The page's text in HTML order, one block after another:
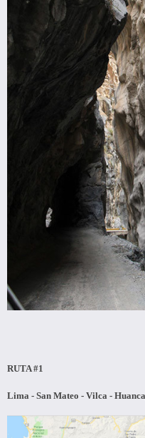
RUTA #1
Lima - San Mateo - Vilca -